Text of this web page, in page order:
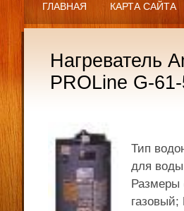
ГЛАВНАЯ КАРТА САЙТА
Нагреватель
PROLine G-
Тип
для
Размеры